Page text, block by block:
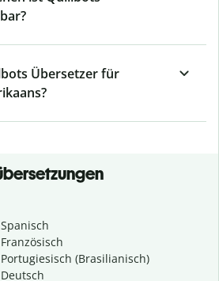
Übersetzer für
(Brasilianisch)